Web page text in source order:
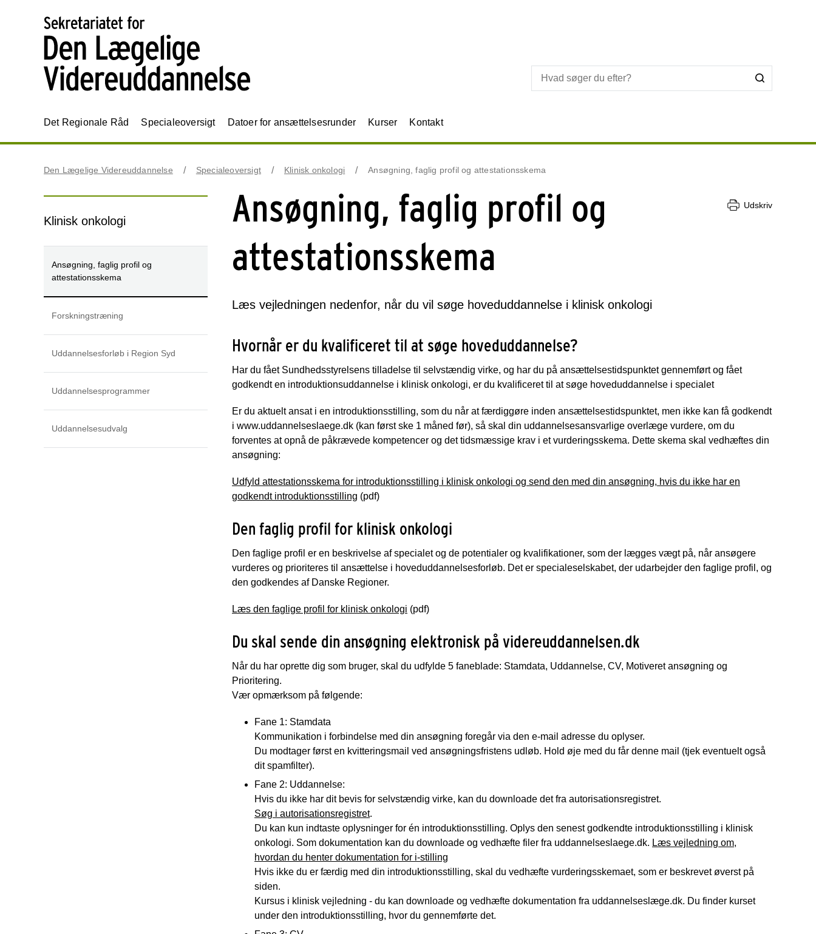
Det Regionale Råd Specialeoversigt Datoer for ansættelsesrunder Kurser Kontakt
Den Lægelige Videreuddannelse Specialeoversigt Klinisk onkologi Ansøgning, faglig profil og attestationsskema
Klinisk onkologi
Ansøgning, faglig profil og
attestationsskema
Forskningstræning
Uddannelsesforløb i Region Syd
Uddannelsesprogrammer
Uddannelsesudvalg
Ansøgning, faglig profil og
attestationsskema
Udskriv
Læs vejledningen nedenfor, når du vil søge hoveduddannelse i klinisk onkologi
Hvornår er du kvalificeret til at søge hoveduddannelse?
Har du fået Sundhedsstyrelsens tilladelse til selvstændig virke, og har du på ansættelsestidspunktet gennemført og fået
godkendt en introduktionsuddannelse i klinisk onkologi, er du kvalificeret til at søge hoveduddannelse i specialet
Er du aktuelt ansat i en introduktionsstilling, som du når at færdiggøre inden ansættelsestidspunktet, men ikke kan få godkendt
i www.uddannelseslaege.dk (kan først ske 1 måned før), så skal din uddannelsesansvarlige overlæge vurdere, om du
forventes at opnå de påkrævede kompetencer og det tidsmæssige krav i et vurderingsskema. Dette skema skal vedhæftes din
ansøgning:
Udfyld attestationsskema for introduktionsstilling i klinisk onkologi og send den med din ansøgning, hvis du ikke har en
godkendt introduktionsstilling (pdf)
Den faglig profil for klinisk onkologi
Den faglige profil er en beskrivelse af specialet og de potentialer og kvalifikationer, som der lægges vægt på, når ansøgere
vurderes og prioriteres til ansættelse i hoveduddannelsesforløb. Det er specialeselskabet, der udarbejder den faglige profil, og
den godkendes af Danske Regioner.
Læs den faglige profil for klinisk onkologi (pdf)
Du skal sende din ansøgning elektronisk på videreuddannelsen.dk
Når du har oprette dig som bruger, skal du udfylde 5 faneblade: Stamdata, Uddannelse, CV, Motiveret ansøgning og
Prioritering.
Vær opmærksom på følgende:
Fane 1: Stamdata
Kommunikation i forbindelse med din ansøgning foregår via den e-mail adresse du oplyser.
Du modtager først en kvitteringsmail ved ansøgningsfristens udløb. Hold øje med du får denne mail (tjek eventuelt også
dit spamfilter).
Fane 2: Uddannelse:
Hvis du ikke har dit bevis for selvstændig virke, kan du downloade det fra autorisationsregistret.
Søg i autorisationsregistret.
Du kan kun indtaste oplysninger for én introduktionsstilling. Oplys den senest godkendte introduktionsstilling i klinisk
onkologi. Som dokumentation kan du downloade og vedhæfte filer fra uddannelseslaege.dk. Læs vejledning om,
hvordan du henter dokumentation for i-stilling
Hvis ikke du er færdig med din introduktionsstilling, skal du vedhæfte vurderingsskemaet, som er beskrevet øverst på
siden.
Kursus i klinisk vejledning - du kan downloade og vedhæfte dokumentation fra uddannelseslæge.dk. Du finder kurset
under den introduktionsstilling, hvor du gennemførte det.